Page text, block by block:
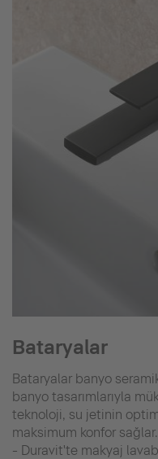
Bataryalar
Bataryalar banyo
banyo tasarımlarıyla
teknoloji, su jetinin
maksimum konfor
- Duravit'te makyaj